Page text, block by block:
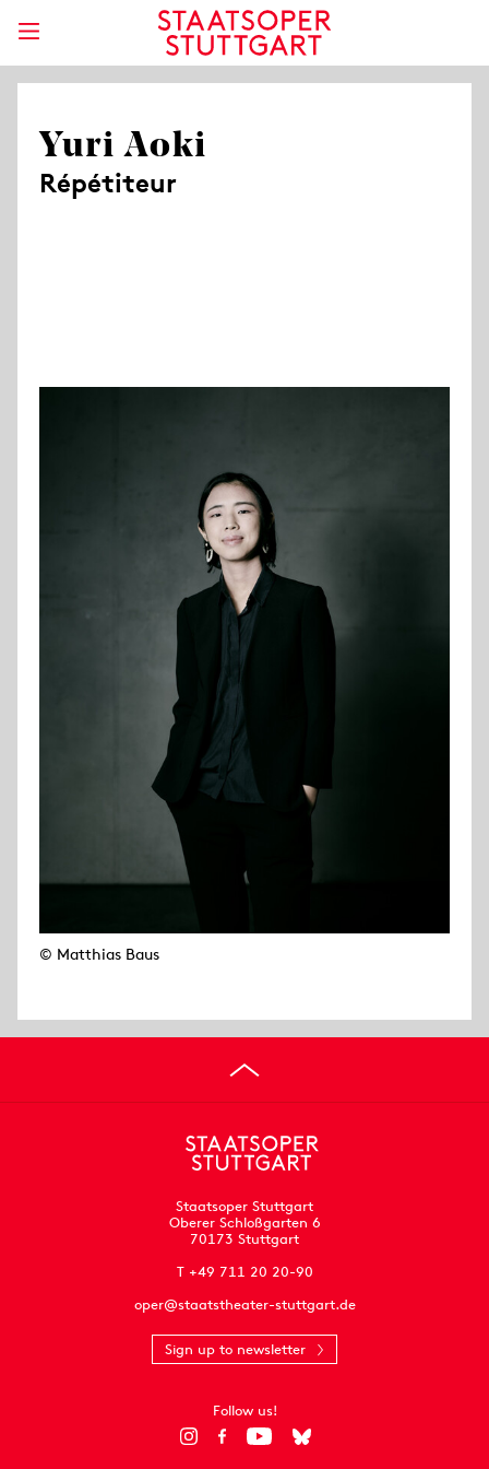
Yuri Aoki
Répétiteur
© Matthias Baus
Staatsoper Stuttgart
Oberer Schloßgarten 6
70173 Stuttgart
T +49 711 20 20-90
oper@staatstheater-stuttgart.de
Sign up to newsletter
Follow us!